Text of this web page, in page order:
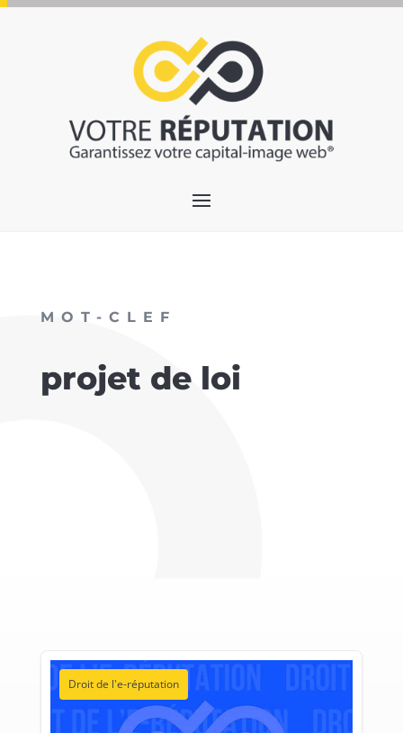
MOT-CLEF
projet de loi
Droit de l'e-réputation